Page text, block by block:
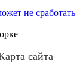
не сработать
сайта